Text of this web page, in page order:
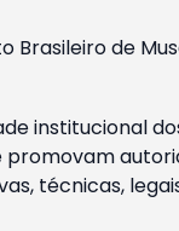
de
institucional
técnicas,